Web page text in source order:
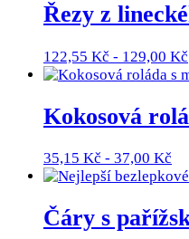
Řezy z
122,55 Kč - 129,00 Kč
Kokosová
35,15 Kč - 37,00 Kč
Čáry s